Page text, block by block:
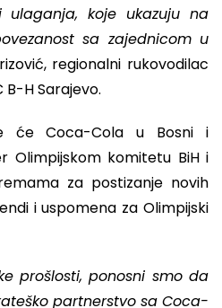
koje ukazuju na
sa zajednicom u
regionalni rukovodilac
H Sarajevo.
će Coca-Cola u Bosni i
Olimpijskom komitetu BiH i
za postizanje novih
i uspomena za Olimpijski
prošlosti, ponosni smo da
partnerstvo sa Coca-